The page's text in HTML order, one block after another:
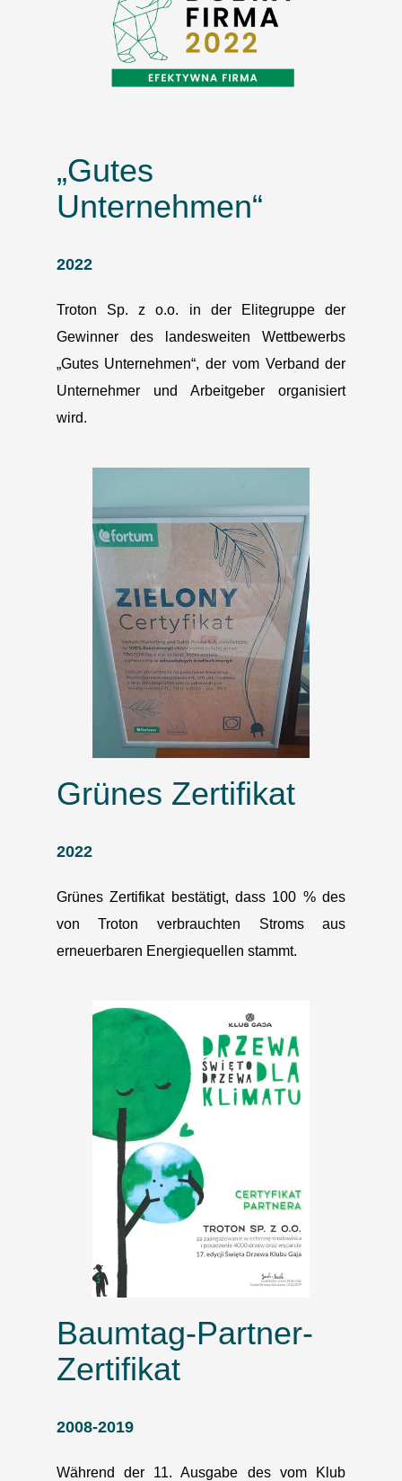
„Gutes
Unternehmen“
2022
Troton Sp. z o.o. in der Elitegruppe der
Gewinner des landesweiten Wettbewerbs
„Gutes Unternehmen“, der vom Verband der
Unternehmer und Arbeitgeber organisiert
wird.
Grünes Zertifikat
2022
Grünes Zertifikat bestätigt, dass 100 % des
von Troton verbrauchten Stroms aus
erneuerbaren Energiequellen stammt.
Baumtag-Partner-
Zertifikat
2008-2019
Während der 11. Ausgabe des vom Klub